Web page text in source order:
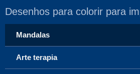
Desenhos para colorir para
Mandalas
Arte terapia